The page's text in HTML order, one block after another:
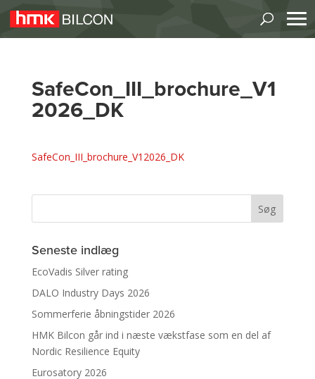
SafeCon_III_brochure_V1
2026_DK
SafeCon_III_brochure_V12026_DK
Seneste indlæg
EcoVadis Silver rating
DALO Industry Days 2026
Sommerferie åbningstider 2026
HMK Bilcon går ind i næste vækstfase som en del af
Nordic Resilience Equity
Eurosatory 2026